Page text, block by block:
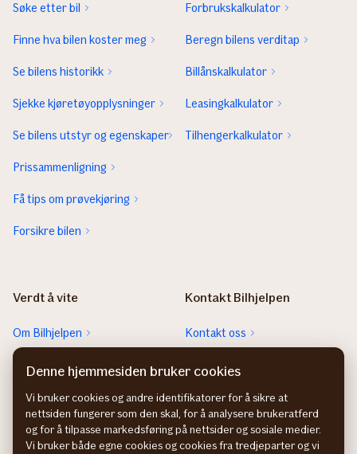
Søke etter bil
Finne hva bilen koster meg
Se bilens historikk
Sjekke kjøretøyopplysninger
Se bilens utstyr og egenskaper
Prissammenligning
Få tips om prøvekjøring
Forsikre bilen
Forbrukskalkulator
Beregn bilens verditap
Billånskalkulator
Leasingkalkulator
Tilhengerkalkulator
Verdt å vite
Om Bilhjelpen
Sjekk neste EU-kontroll
Sjekk heftelser
Hvem eier bilen?
Kontakt Bilhjelpen
Kontakt oss
Rett feil fra FINN-annonsen
Denne hjemmesiden bruker cookies
Vi bruker cookies og andre identifikatorer for å sikre at
nettsiden fungerer som den skal, for å analysere brukeratferd
og for å tilpasse markedsføring på nettsider og sosiale medier.
Vi bruker både egne cookies og cookies fra tredjeparter og vi